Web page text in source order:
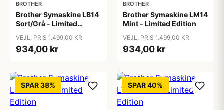
BROTHER
Brother Symaskine LB14
Sort/Grå - Limited
VEJL. PRIS 1.499,00 KR
934,00 kr
BROTHER
Brother Symaskine LM14
Mint - Limited Edition
VEJL. PRIS 1.499,00 KR
934,00 kr
SPAR 38% SPAR 40%